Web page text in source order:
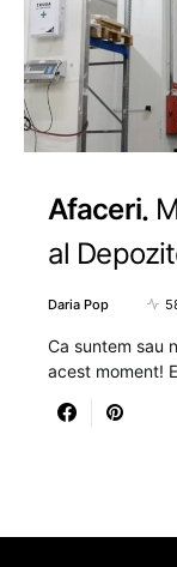
Afaceri
al
Daria Pop
Ca suntem sau
acest moment!